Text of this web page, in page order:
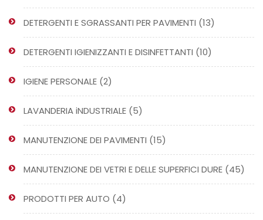
prodotti
DETERGENTI E SGRASSANTI PER PAVIMENTI 1313
prodotti
DETERGENTI IGIENIZZANTI E DISINFETTANTI 1010
prodotti
IGIENE PERSONALE 22
prodotti
LAVANDERIA iNDUSTRIALE 55
prodotti
MANUTENZIONE DEI PAVIMENTI 1515
prodotti
MANUTENZIONE DEI VETRI E DELLE SUPERFICI DURE 4545
PRODOTTI PER AUTO
44
prodotti